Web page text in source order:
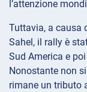
l’attenzione
Tuttavia, a causa
Sahel, il rally è
Sud America e
Nonostante non
rimane un tributo